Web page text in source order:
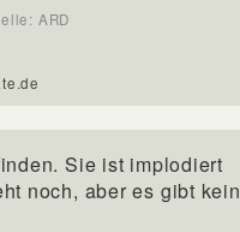
ARD
Sie ist implodiert
noch, aber es gibt kein